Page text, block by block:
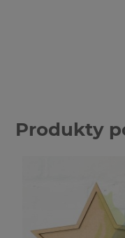
Produkty